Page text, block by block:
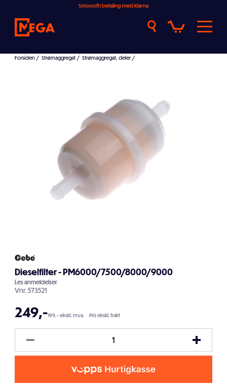
Smoooth betaling med Klarna
Forsiden / Strømaggregat / Strømaggregat, deler /
Dieselfilter - PM6000/7500/8000/9000
Lesanmeldelser
Vnr.573521
249,-199,- ekskl. mva. Pris ekskl. frakt